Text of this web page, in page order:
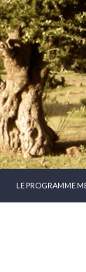
LE PROGRAMME